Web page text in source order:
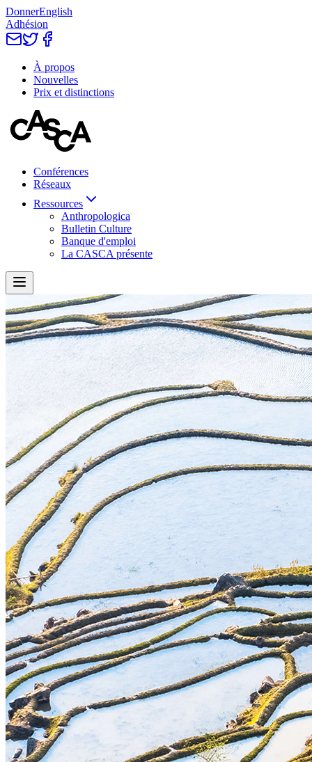
DonnerEnglish
Adhésion
À propos
Nouvelles
Prix et distinctions
Conférences
Réseaux
Ressources
Anthropologica
Bulletin Culture
Banque d'emploi
La CASCA présente